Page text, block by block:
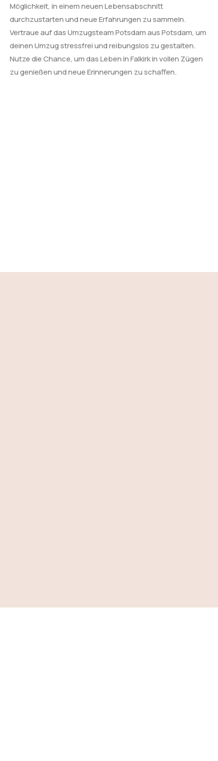
Möglichkeit, in einem neuen Lebensabschnitt
durchzustarten und neue Erfahrungen zu sammeln.
Vertraue auf das Umzugsteam Potsdam aus Potsdam, um
deinen Umzug stressfrei und reibungslos zu gestalten.
Nutze die Chance, um das Leben in Falkirk in vollen Zügen
zu genießen und neue Erinnerungen zu schaffen.